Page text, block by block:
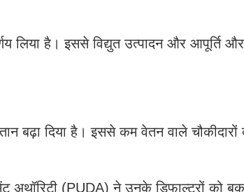
लिया है। इससे विद्युत उत्पादन और आपूर्ति
बढ़ा दिया है। इससे कम वेतन वाले चौकीदारों
अथॉरिटी (PUDA) ने उनके डिफाल्टरों को